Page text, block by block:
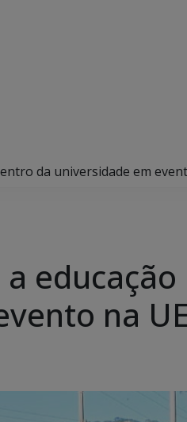
da universidade em
na